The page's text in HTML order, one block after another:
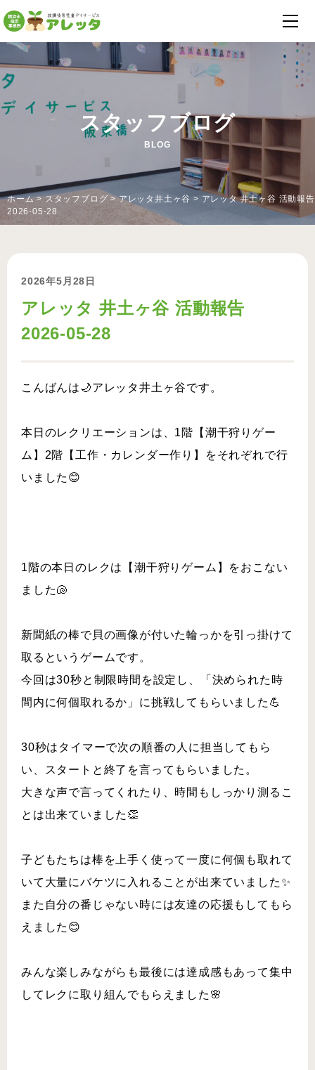
スタッフブログ
BLOG
ホーム>スタッフブログ >アレッタ井土ヶ谷 > アレッタ 井土ヶ谷 活動報告
2026-05-28
2026年5月28日
アレッタ 井土ヶ谷 活動報告
2026-05-28
こんばんは🌙アレッタ井土ヶ谷です。
本日のレクリエーションは、1階【潮干狩りゲー
ム】2階【工作・カレンダー作り】をそれぞれで行
いました😊
1階の本日のレクは【潮干狩りゲーム】をおこない
ました🐚
新聞紙の棒で貝の画像が付いた輪っかを引っ掛けて
取るというゲームです。
今回は30秒と制限時間を設定し、「決められた時
間内に何個取れるか」に挑戦してもらいました💪
30秒はタイマーで次の順番の人に担当してもら
い、スタートと終了を言ってもらいました。
大きな声で言ってくれたり、時間もしっかり測るこ
とは出来ていました👏
子どもたちは棒を上手く使って一度に何個も取れて
いて大量にバケツに入れることが出来ていました✨
また自分の番じゃない時には友達の応援もしてもら
えました😊
みんな楽しみながらも最後には達成感もあって集中
してレクに取り組んでもらえました🌸